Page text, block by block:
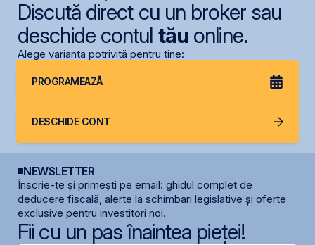
Discută direct cu un broker sau
deschide contul tăuonline.
Alege varianta potrivită pentru tine:
PROGRAMEAZĂ
DESCHIDE CONT
NEWSLETTER
Înscrie-te și primești pe email: ghidul complet de
deducere fiscală, alerte la schimbari legislative și oferte
exclusive pentru investitori noi.
Fii cu un pas înaintea pieței!